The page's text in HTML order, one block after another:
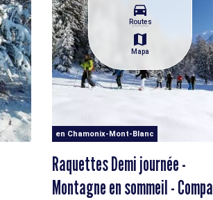
directions_car
Routes
map
Mapa
en Chamonix-Mont-Blanc
Raquettes Demi journée -
Montagne en sommeil - Compagnie